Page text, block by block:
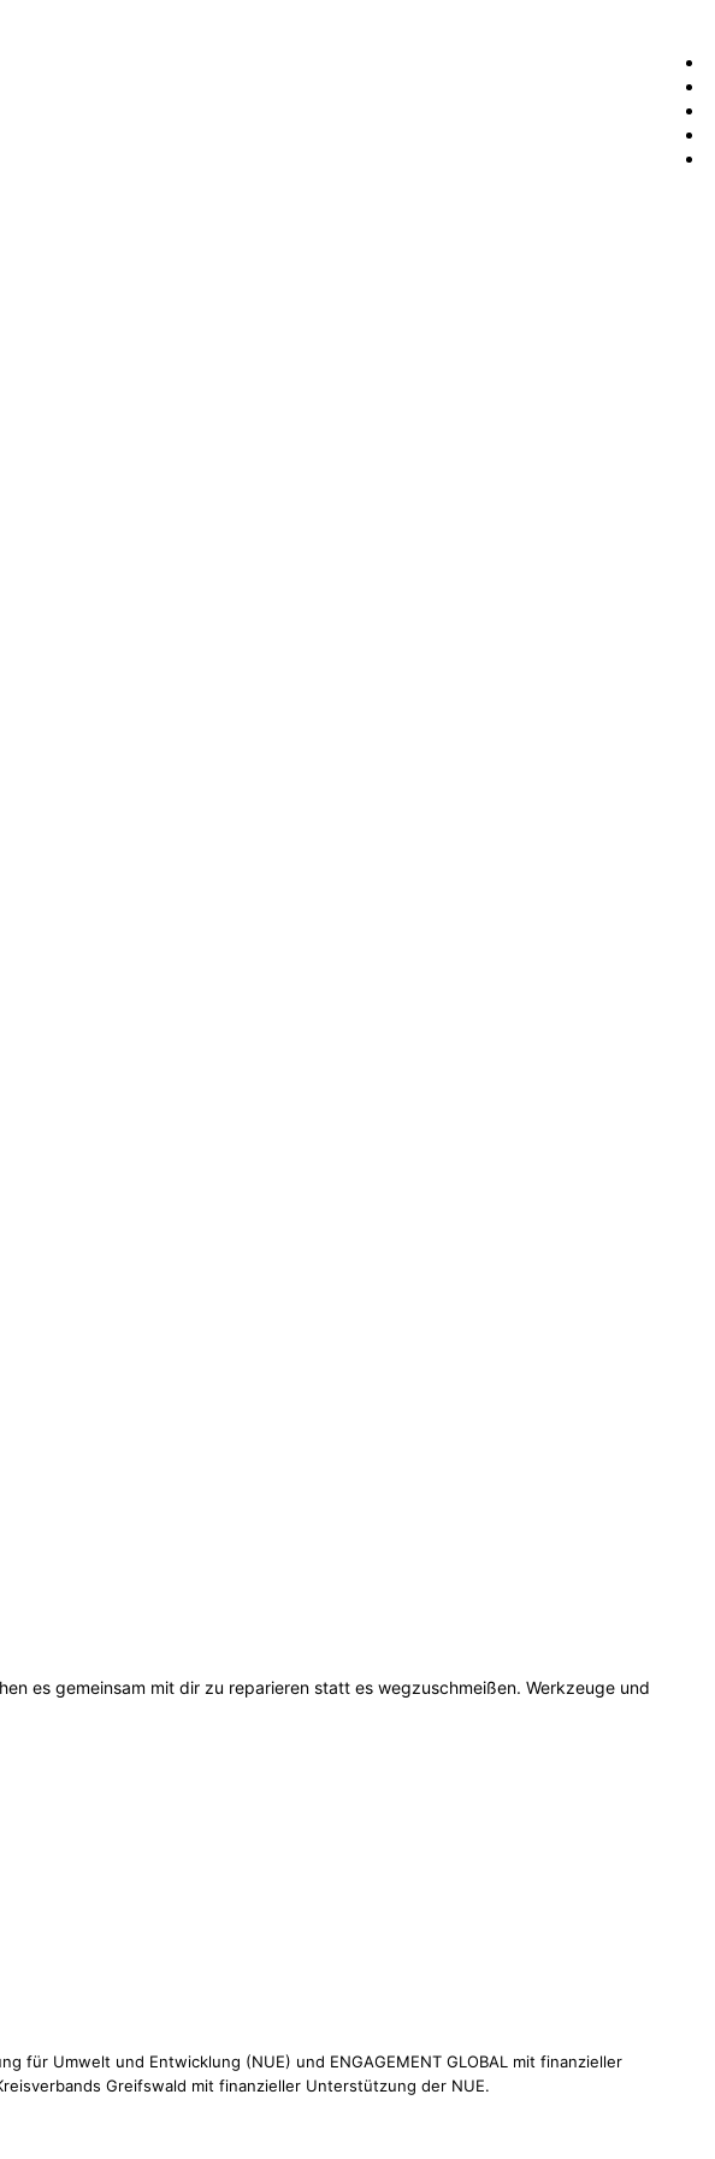
es gemeinsam mit dir zu reparieren statt es wegzuschmeißen. Werkzeuge und
Umwelt und Entwicklung (NUE) und ENGAGEMENT GLOBAL mit finanzieller
Greifswald mit finanzieller Unterstützung der NUE.